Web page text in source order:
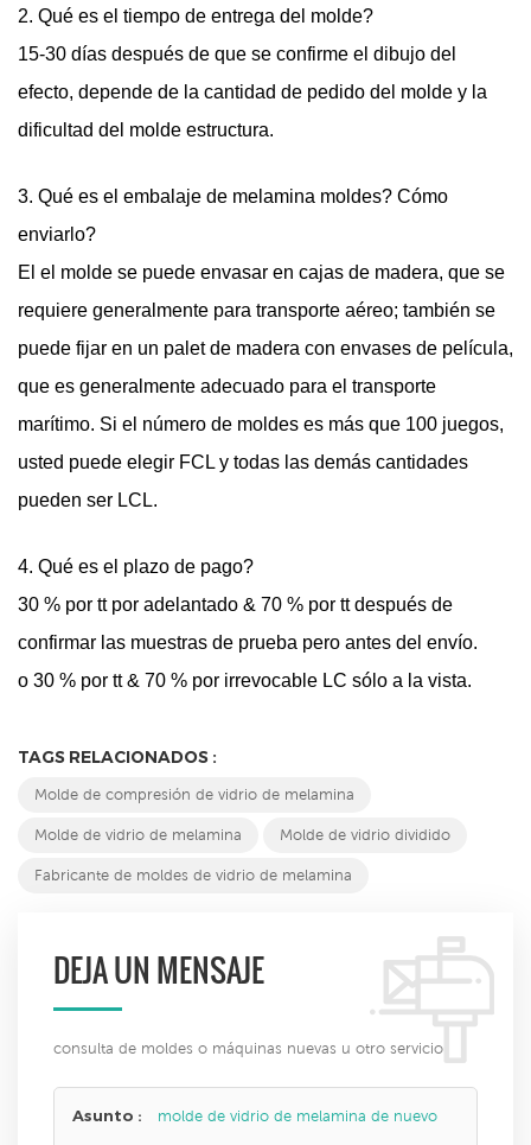
2. Qué es el tiempo de entrega del molde?
15-30 días después de que se confirme el dibujo del
efecto, depende de la cantidad de pedido del molde y la
dificultad del molde estructura.
3. Qué es el embalaje de melamina moldes? Cómo
enviarlo?
El el molde se puede envasar en cajas de madera, que se
requiere generalmente para transporte aéreo; también se
puede fijar en un palet de madera con envases de película,
que es generalmente adecuado para el transporte
marítimo. Si el número de moldes es más que 100 juegos,
usted puede elegir FCL y todas las demás cantidades
pueden ser LCL.
4. Qué es el plazo de pago?
30 % por tt por adelantado & 70 % por tt después de
confirmar las muestras de prueba pero antes del envío.
o 30 % por tt & 70 % por irrevocable LC sólo a la vista.
TAGS RELACIONADOS :
Molde de compresión de vidrio de melamina
Molde de vidrio de melamina Molde de vidrio dividido
Fabricante de moldes de vidrio de melamina
DEJA UN MENSAJE
consulta de moldes o máquinas nuevas u otro servicio
Asunto : molde de vidrio de melamina de nuevo